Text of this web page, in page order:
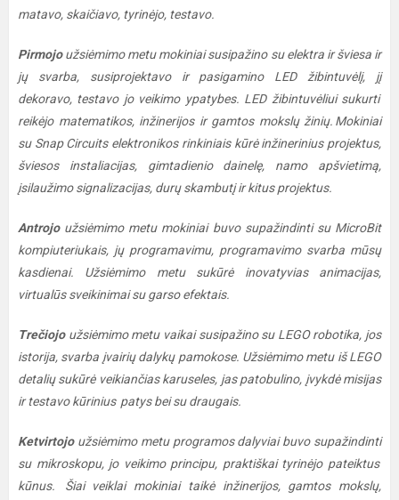
matavo, skaičiavo, tyrinėjo, testavo.
Pirmojoužsiėmimo metu mokiniai susipažino su elektra ir šviesa ir
jų svarba, susiprojektavo ir pasigamino LED žibintuvėlį, jį
dekoravo, testavo jo veikimo ypatybes. LED žibintuvėliui sukurti
reikėjo matematikos, inžinerijos ir gamtos mokslų žinių. Mokiniai
su Snap Circuits elektronikos rinkiniais kūrė inžinerinius projektus,
šviesos instaliacijas, gimtadienio dainelę, namo apšvietimą,
įsilaužimo signalizacijas, durų skambutį ir kitus projektus.
Antrojoužsiėmimo metu mokiniai buvo supažindinti su MicroBit
kompiuteriukais, jų programavimu, programavimo svarba mūsų
kasdienai. Užsiėmimo metu sukūrė inovatyvias animacijas,
virtualūs sveikinimai su garso efektais.
Trečiojoužsiėmimo metu vaikai susipažino su LEGO robotika, jos
istorija, svarba įvairių dalykų pamokose. Užsiėmimo metu iš LEGO
detalių sukūrė veikiančias karuseles, jas patobulino, įvykdė misijas
ir testavo kūrinius patys bei su draugais.
Ketvirtojoužsiėmimo metu programos dalyviai buvo supažindinti
su mikroskopu, jo veikimo principu, praktiškai tyrinėjo pateiktus
kūnus. Šiai veiklai mokiniai taikė inžinerijos, gamtos mokslų,